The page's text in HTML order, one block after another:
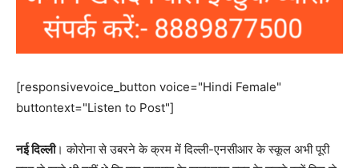
[responsivevoice_button voice="Hindi Female"
buttontext="Listen to Post"]
नई दिल्ली। कोरोना से उबरने के क्रम में दिल्ली-एनसीआर के स्कूल अभी पूरी